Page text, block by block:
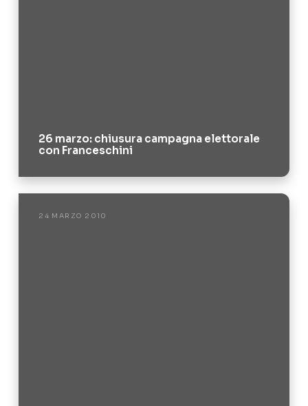
26 marzo: chiusura campagna elettorale
con Franceschini
24 MARZO 2010